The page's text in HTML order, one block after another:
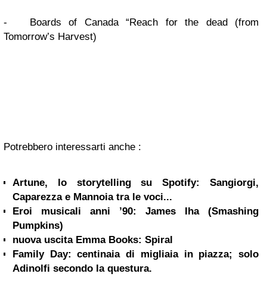
- Boards of Canada “Reach for the dead (from
Tomorrow’s Harvest)
Potrebbero interessarti anche :
Artune, lo storytelling su Spotify: Sangiorgi,
Caparezza e Mannoia tra le voci...
Eroi musicali anni ’90: James Iha (Smashing
Pumpkins)
nuova uscita Emma Books: Spiral
Family Day: centinaia di migliaia in piazza; solo
Adinolfi secondo la questura.